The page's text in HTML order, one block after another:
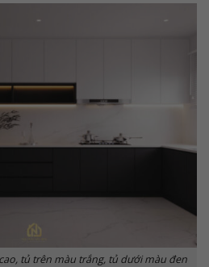
tủ trên màu trắng, tủ dưới màu đen